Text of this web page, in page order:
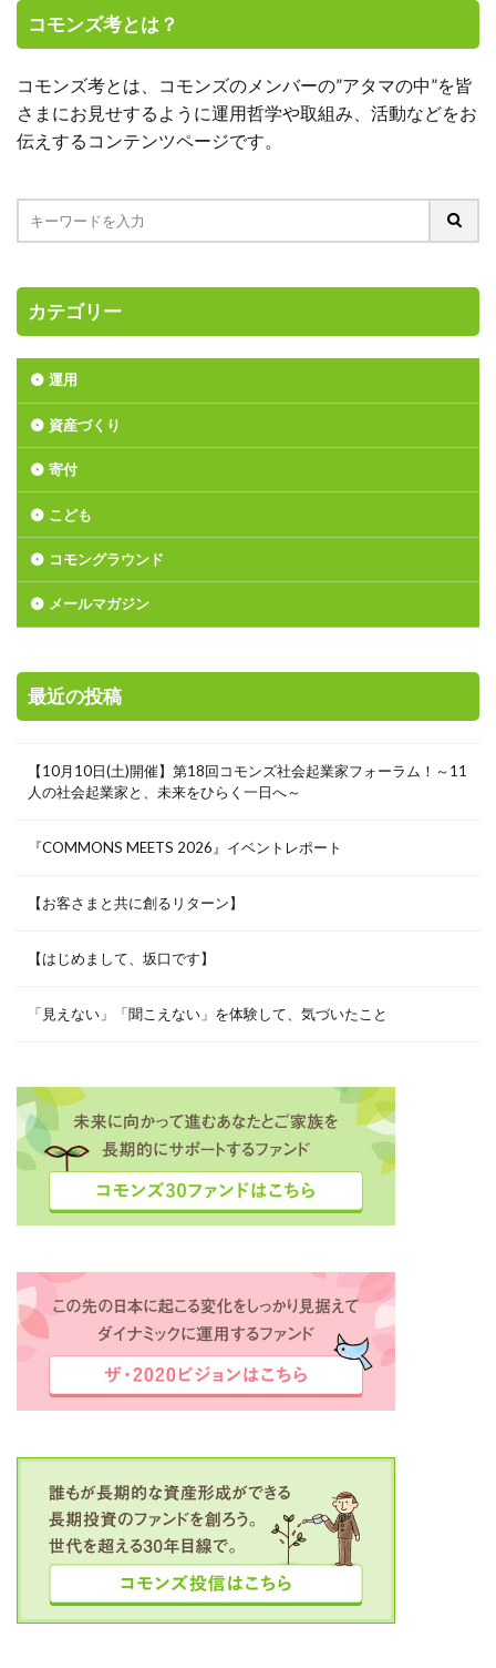
コモンズ考とは？
コモンズ考とは、コモンズのメンバーの”アタマの中”を皆
さまにお見せするように運用哲学や取組み、活動などをお
伝えするコンテンツページです。
カテゴリー
運用
資産づくり
寄付
こども
コモングラウンド
メールマガジン
最近の投稿
【10月10日(土)開催】第18回コモンズ社会起業家フォーラム！～11
人の社会起業家と、未来をひらく一日へ～
『COMMONS MEETS 2026』イベントレポート
【お客さまと共に創るリターン】
【はじめまして、坂口です】
「見えない」「聞こえない」を体験して、気づいたこと